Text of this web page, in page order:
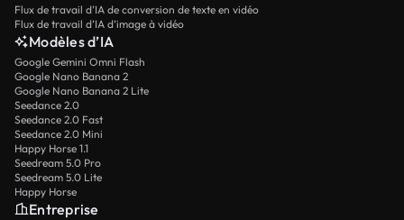
Flux de travail d’IA de conversion de texte en vidéo
Flux de travail d’IA d’image à vidéo
Modèles d’IA
Google Gemini Omni Flash
Google Nano Banana 2
Google Nano Banana 2 Lite
Seedance 2.0
Seedance 2.0 Fast
Seedance 2.0 Mini
Happy Horse 1.1
Seedream 5.0 Pro
Seedream 5.0 Lite
Happy Horse
Entreprise